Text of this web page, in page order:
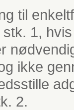
til
1,
ikke
2.